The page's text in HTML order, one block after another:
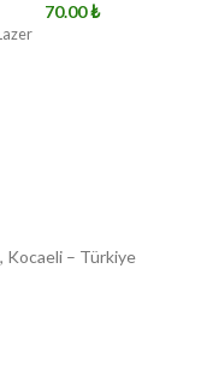
70.00₺
Kocaeli – Türkiye